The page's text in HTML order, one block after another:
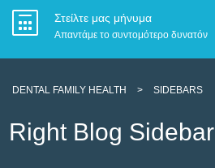
Στείλτε μας μήνυμα
Απαντάμε το συντομότερο δυνατόν
DENTAL FAMILY HEALTH > SIDEBARS
Right Blog Sidebar